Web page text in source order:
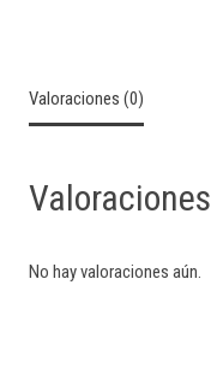
Valoraciones (0)
Valoraciones
No hay valoraciones aún.